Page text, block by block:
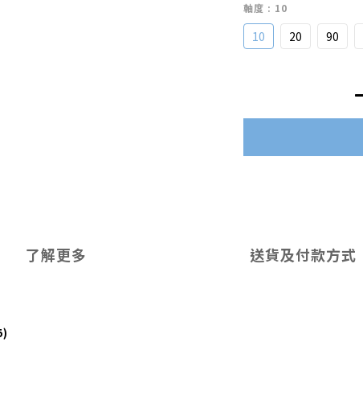
軸度 : 10
10 20 90
了解更多 送貨及付款方式